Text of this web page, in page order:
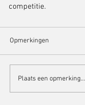
competitie.
Opmerkingen
Plaats een opmerking...